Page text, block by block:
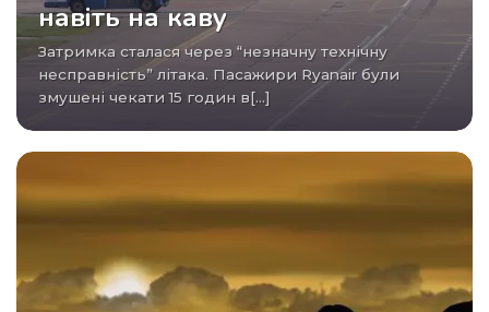
навіть на каву
Затримка сталася через “незначну технічну
несправність” літака. Пасажири Ryanair були
змушені чекати 15 годин в[...]